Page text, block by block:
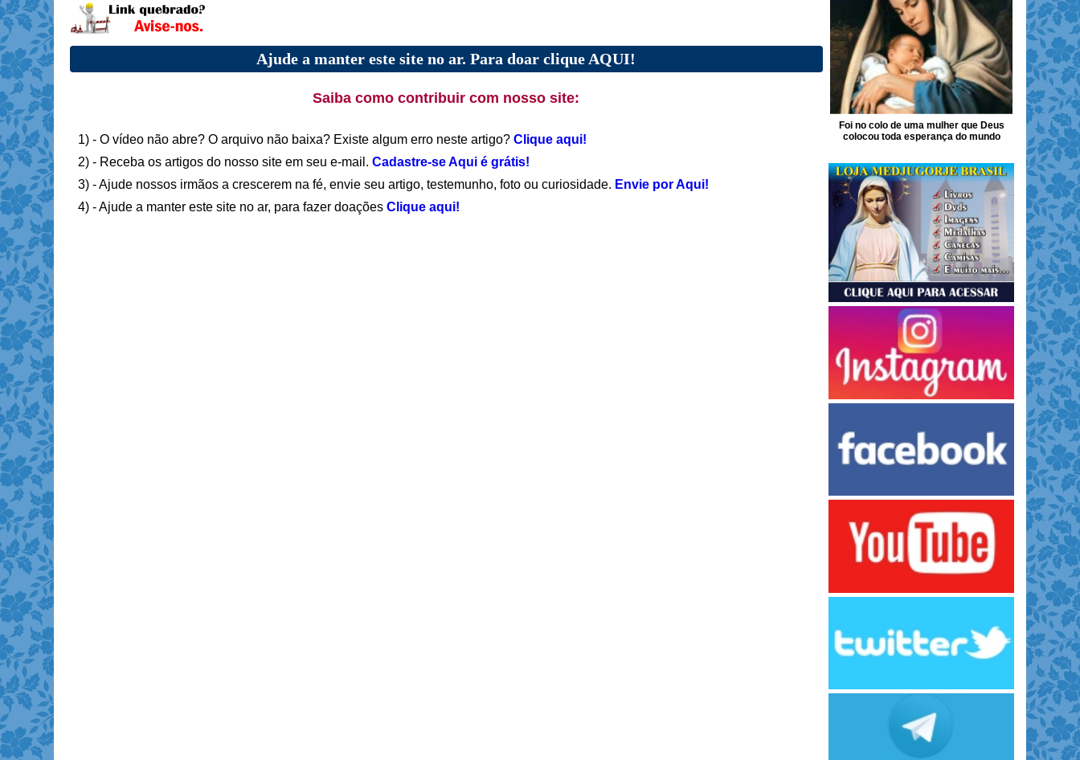
Ajude a manter este site no ar. Para doar clique AQUI!
Saiba como contribuir com nosso site:
1) - O vídeo não abre? O arquivo não baixa? Existe algum erro neste artigo? Clique aqui!
2) - Receba os artigos do nosso site em seu e-mail. Cadastre-se Aqui é grátis!
3) - Ajude nossos irmãos a crescerem na fé, envie seu artigo, testemunho, foto ou curiosidade. Envie por Aqui!
4) - Ajude a manter este site no ar, para fazer doações Clique aqui!
Foi no colo de uma mulher que Deus
colocou toda esperança do mundo